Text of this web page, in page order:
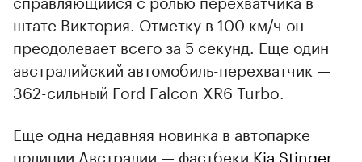
штате Виктория. Отметку в 100 км/ч он
преодолевает всего за 5 секунд. Еще один
австралийский автомобиль-перехватчик —
362-сильный Ford Falcon XR6 Turbo.
Еще одна недавняя новинка в автопарке
полиции Австралии — фастбеки Kia Stinger.